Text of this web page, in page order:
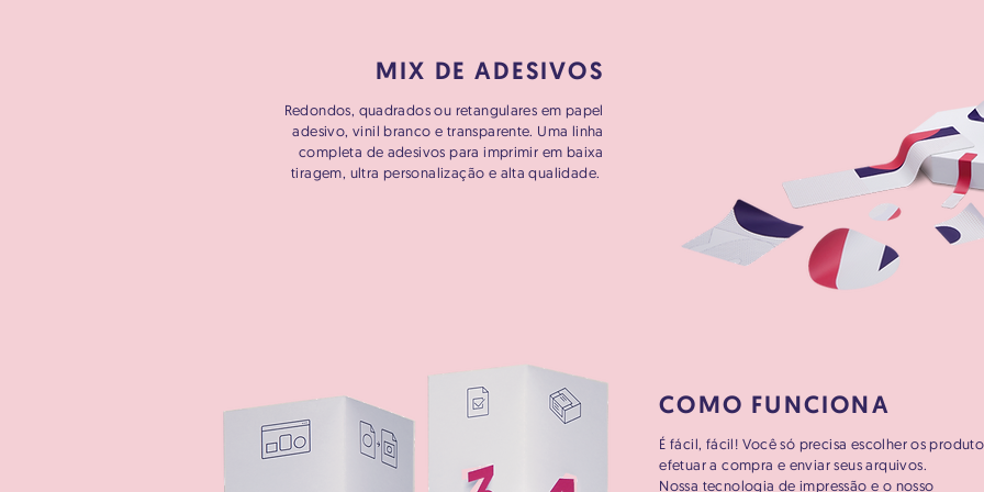
MIX DE ADESIVOS
Redondos, quadrados ou retangulares em papel
adesivo, vinil branco e transparente. Uma linha
completa de adesivos para imprimir em baixa
tiragem, ultra personalização e alta qualidade.
COMO FUNCIONA
É fácil, fácil! Você só precisa escolher os
efetuar a compra e enviar seus arquivos.
Nossa tecnologia de impressão e o nosso